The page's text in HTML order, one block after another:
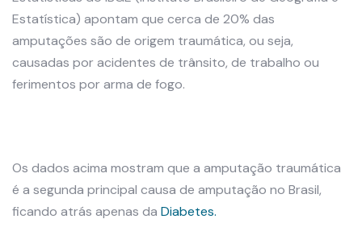
Estatística) apontam que cerca de 20% das
amputações são de origem traumática, ou seja,
causadas por acidentes de trânsito, de trabalho ou
ferimentos por arma de fogo.
Os dados acima mostram que a amputação traumática
é a segunda principal causa de amputação no Brasil,
ficando atrás apenas da Diabetes.